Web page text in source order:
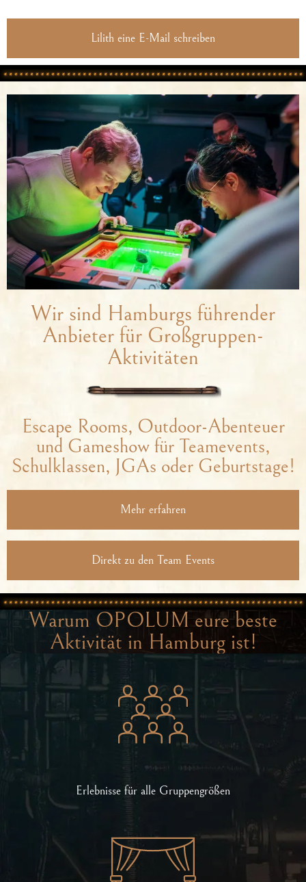
Lilith eine E-Mail schreiben
Wir sind Hamburgs führender
Anbieter für Großgruppen-
Aktivitäten
Escape Rooms, Outdoor-Abenteuer
und Gameshow für Teamevents,
Schulklassen, JGAs oder Geburtstage!
Mehr erfahren
Direkt zu den Team Events
Warum OPOLUM eure beste
Aktivität in Hamburg ist!
Erlebnisse für alle Gruppengrößen